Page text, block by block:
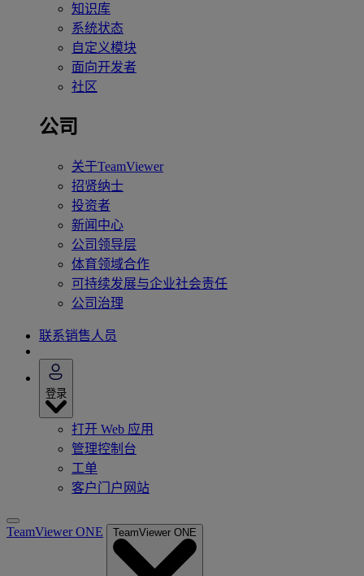
知识库
系统状态
自定义模块
面向开发者
社区
公司
关于TeamViewer
招贤纳士
投资者
新闻中心
公司领导层
体育领域合作
可持续发展与企业社会责任
公司治理
联系销售人员
登录
打开 Web 应用
管理控制台
工单
客户门户网站
TeamViewer ONE TeamViewer ONE